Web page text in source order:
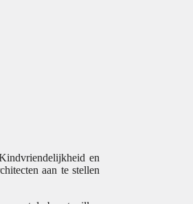
en
aan te stellen